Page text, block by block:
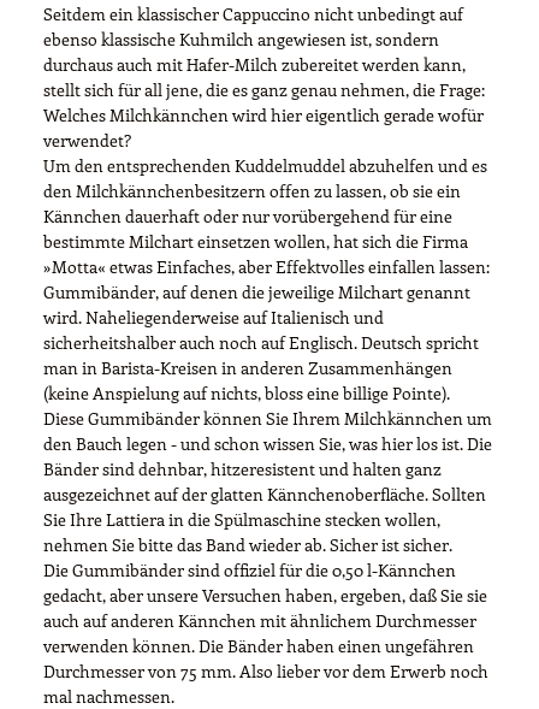
Seitdem ein klassischer Cappuccino nicht unbedingt auf
ebenso klassische Kuhmilch angewiesen ist, sondern
durchaus auch mit Hafer-Milch zubereitet werden kann,
stellt sich für all jene, die es ganz genau nehmen, die Frage:
Welches Milchkännchen wird hier eigentlich gerade wofür
verwendet?
Um den entsprechenden Kuddelmuddel abzuhelfen und es
den Milchkännchenbesitzern offen zu lassen, ob sie ein
Kännchen dauerhaft oder nur vorübergehend für eine
bestimmte Milchart einsetzen wollen, hat sich die Firma
»Motta« etwas Einfaches, aber Effektvolles einfallen lassen:
Gummibänder, auf denen die jeweilige Milchart genannt
wird. Naheliegenderweise auf Italienisch und
sicherheitshalber auch noch auf Englisch. Deutsch spricht
man in Barista-Kreisen in anderen Zusammenhängen
(keine Anspielung auf nichts, bloss eine billige Pointe).
Diese Gummibänder können Sie Ihrem Milchkännchen um
den Bauch legen - und schon wissen Sie, was hier los ist. Die
Bänder sind dehnbar, hitzeresistent und halten ganz
ausgezeichnet auf der glatten Kännchenoberfläche. Sollten
Sie Ihre Lattiera in die Spülmaschine stecken wollen,
nehmen Sie bitte das Band wieder ab. Sicher ist sicher.
Die Gummibänder sind offiziel für die 0,50 l-Kännchen
gedacht, aber unsere Versuchen haben, ergeben, daß Sie sie
auch auf anderen Kännchen mit ähnlichem Durchmesser
verwenden können. Die Bänder haben einen ungefähren
Durchmesser von 75 mm. Also lieber vor dem Erwerb noch
mal nachmessen.